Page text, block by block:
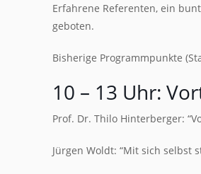
Erfahrene Referenten, ein
geboten.
Bisherige Programmpunkte
10 – 13 Uhr:
Prof. Dr. Thilo Hinterberger:
Jürgen Woldt: “Mit sich selbst